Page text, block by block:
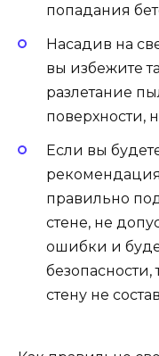
попадания
Насадив на
вы избежите
разлетание
поверхности,
Если вы
правильно
стене, не
ошибки и
стену не